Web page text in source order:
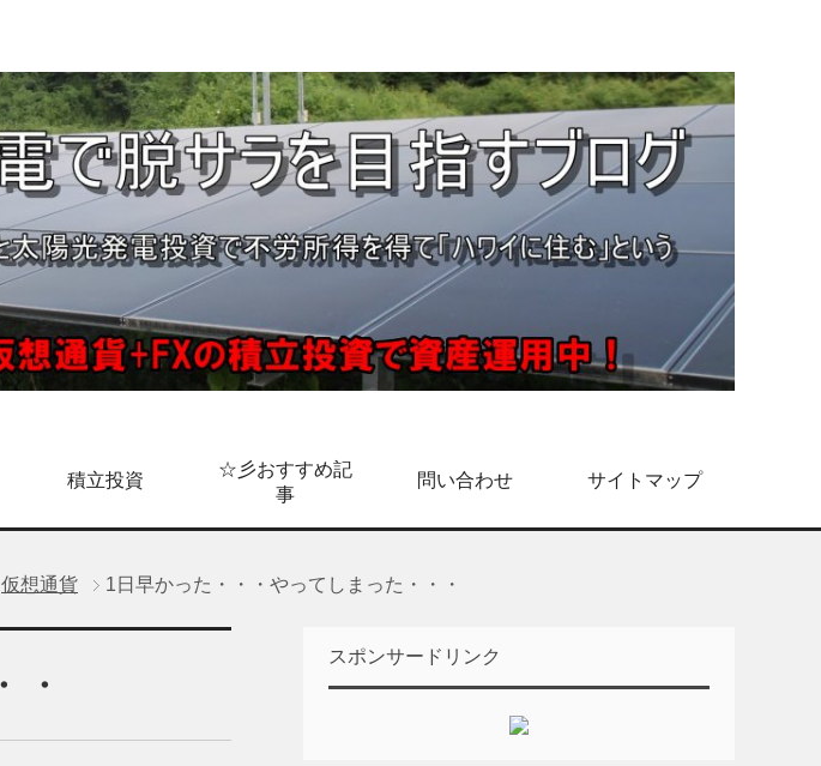
積立投資
☆彡おすすめ記
事
問い合わせ サイトマップ
仮想通貨 1日早かった・・・やってしまった・・・
スポンサードリンク